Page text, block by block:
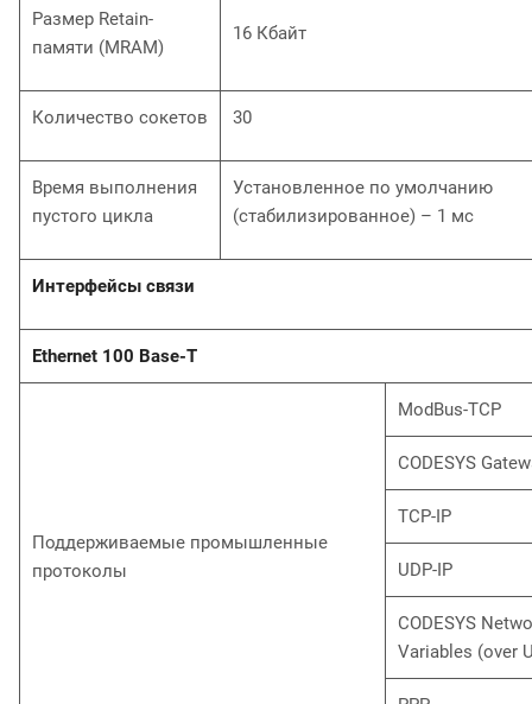
Размер Retain-
памяти (MRAM)
16 Кбайт
Количество сокетов 30
Время выполнения
пустого цикла
Установленное по умолчанию
(стабилизированное) – 1 мс
Интерфейсы связи
Ethernet 100 Base-T
Поддерживаемые промышленные
протоколы
ModBus-TCP
CODESYS
TCP-IP
UDP-IP
CODESYS
Variables (over